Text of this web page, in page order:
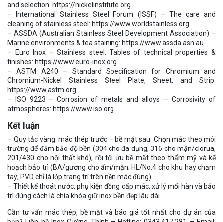
and selection: https://nickelinstitute.org
– International Stainless Steel Forum (ISSF) – The care and
cleaning of stainless steel: https://www.worldstainless.org
– ASSDA (Australian Stainless Steel Development Association) –
Marine environments & tea staining: https://www.assda.asn.au
– Euro Inox – Stainless steel: Tables of technical properties &
finishes: https://www.euro-inox.org
– ASTM A240 – Standard Specification for Chromium and
Chromium-Nickel Stainless Steel Plate, Sheet, and Strip:
https://www.astm.org
– ISO 9223 – Corrosion of metals and alloys — Corrosivity of
atmospheres: https://www.iso.org
Kết luận
– Quy tắc vàng: mác thép trước – bề mặt sau. Chọn mác theo môi
trường để đảm bảo độ bền (304 cho đa dụng, 316 cho mặn/clorua,
201/430 cho nội thất khô), rồi tối ưu bề mặt theo thẩm mỹ và kế
hoạch bảo trì (BA/gương cho ẩm/mặn; HL/No.4 cho khu hay chạm
tay; PVD chỉ là lớp trang trí trên nền mác đúng).
– Thiết kế thoát nước, phụ kiện đồng cấp mác, xử lý mối hàn và bảo
trì đúng cách là chìa khóa giữ inox bền đẹp lâu dài.
Cần tư vấn mác thép, bề mặt và báo giá tốt nhất cho dự án của